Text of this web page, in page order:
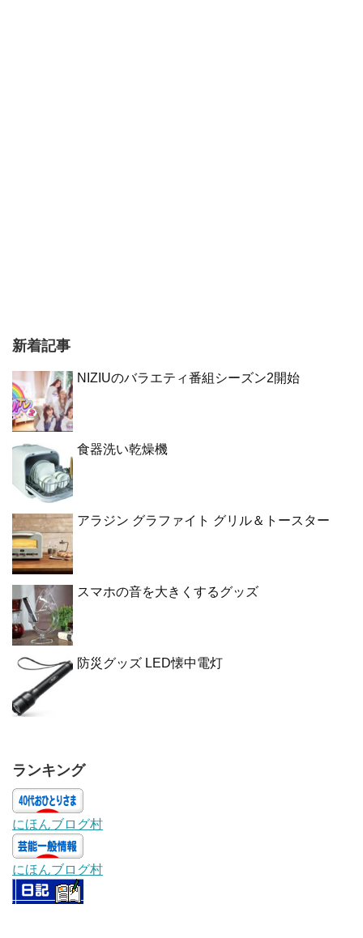
新着記事
NIZIUのバラエティ番組シーズン2開始
食器洗い乾燥機
アラジン グラファイト グリル＆トースター
スマホの音を大きくするグッズ
防災グッズ LED懐中電灯
ランキング
にほんブログ村
にほんブログ村